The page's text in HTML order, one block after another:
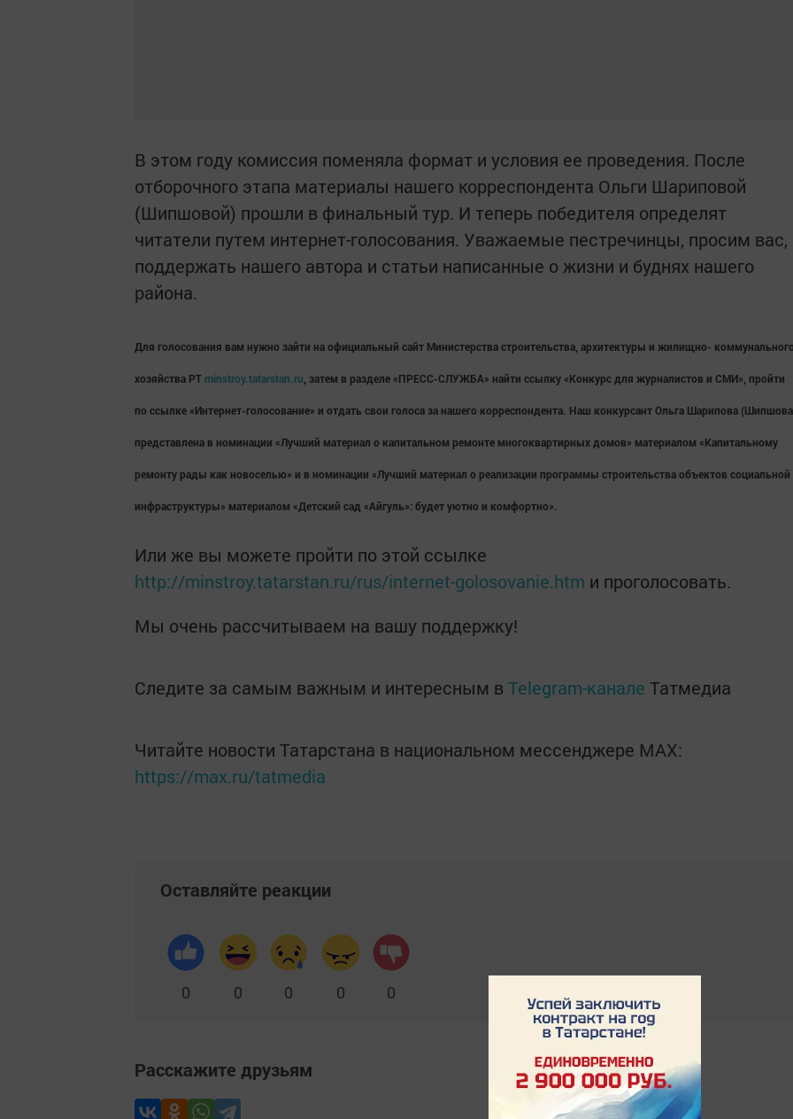
В этом году комиссия поменяла формат и условия ее проведения. После
отборочного этапа материалы нашего корреспондента Ольги Шариповой
(Шипшовой) прошли в финальный тур. И теперь победителя определят
читатели путем интернет-голосования. Уважаемые пестречинцы, просим вас,
поддержать нашего автора и статьи написанные о жизни и буднях нашего
района.
Для голосования вам нужно зайти на официальный сайт Министерства строительства, архитектуры и жилищно-
хозяйства РТ minstroy.tatarstan.ru , затем в разделе «ПРЕСС-СЛУЖБА» найти ссылку «Конкурс для журналистов и СМИ», пройти
по ссылке «Интернет-голосование» и отдать свои голоса за нашего корреспондента. Наш конкурсант Ольга Шарипова
представлена в номинации «Лучший материал о капитальном ремонте многоквартирных домов» материалом «Капитальному
ремонту рады как новоселью» и в номинации «Лучший материал о реализации программы строительства объектов социальной
инфраструктуры» материалом «Детский сад «Айгуль»: будет уютно и комфортно».
Или же вы можете пройти по этой ссылке
http://minstroy.tatarstan.ru/rus/internet-golosovanie.htm и проголосовать.
Мы очень рассчитываем на вашу поддержку!
Следите за самым важным и интересным в Telegram-канале Татмедиа
Читайте новости Татарстана в национальном мессенджере MАХ:
https://max.ru/tatmedia
Оставляйте реакции
0 0 0 0 0
Расскажите друзьям